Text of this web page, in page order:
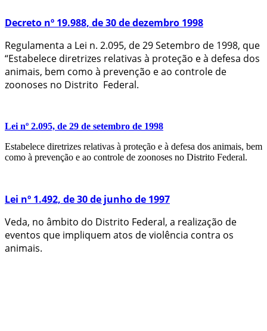
Decreto nº 19.988, de 30 de dezembro 1998
Regulamenta a Lei n. 2.095, de 29 Setembro de 1998, que
“Estabelece diretrizes relativas à proteção e à defesa dos
animais, bem como à prevenção e ao controle de
zoonoses no Distrito Federal.
Lei nº 2.095, de 29 de setembro de 1998
Estabelece diretrizes relativas à proteção e à defesa dos animais, bem
como à prevenção e ao controle de zoonoses no Distrito Federal.
Lei nº 1.492, de 30 de junho de 1997
Veda, no âmbito do Distrito Federal, a realização de
eventos que impliquem atos de violência contra os
animais.